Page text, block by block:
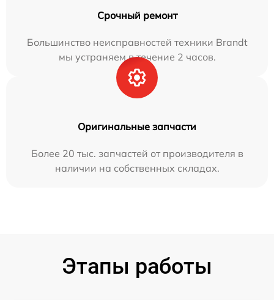
Срочный ремонт
Большинство неисправностей техники Brandt
мы устраняем в течение 2 часов.
Оригинальные запчасти
Более 20 тыс. запчастей от производителя в
наличии на собственных складах.
Этапы работы